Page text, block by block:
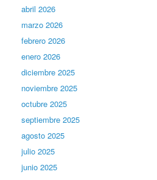
abril 2026
marzo 2026
febrero 2026
enero 2026
diciembre 2025
noviembre 2025
octubre 2025
septiembre 2025
agosto 2025
julio 2025
junio 2025